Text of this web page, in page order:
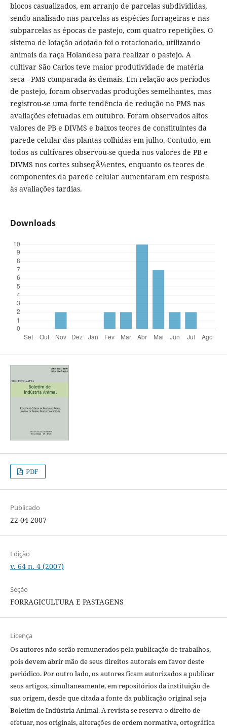
blocos casualizados, em arranjo de parcelas subdivididas,
sendo analisado nas parcelas as espécies forrageiras e nas
subparcelas as épocas de pastejo, com quatro repetições. O
sistema de lotação adotado foi o rotacionado, utilizando
animais da raça Holandesa para realizar o pastejo. A
cultivar São Carlos teve maior produtividade de matéria
seca - PMS comparada às demais. Em relação aos períodos
de pastejo, foram observadas produções semelhantes, mas
registrou-se uma forte tendência de redução na PMS nas
avaliações efetuadas em outubro. Foram observados altos
valores de PB e DIVMS e baixos teores de constituintes da
parede celular das plantas colhidas em julho. Contudo, em
todos as cultivares observou-se queda nos valores de PB e
DIVMS nos cortes subseqÃ¼entes, enquanto os teores de
componentes da parede celular aumentaram em resposta
às avaliações tardias.
Downloads
PDF
Publicado
22-04-2007
Edição
v. 64 n. 4 (2007)
Seção
FORRAGICULTURA E PASTAGENS
Licença
Os autores não serão remunerados pela publicação de trabalhos,
pois devem abrir mão de seus direitos autorais em favor deste
periódico. Por outro lado, os autores ficam autorizados a publicar
seus artigos, simultaneamente, em repositórios da instituição de
sua origem, desde que citada a fonte da publicação original seja
Boletim de Indústria Animal. A revista se reserva o direito de
efetuar, nos originais, alterações de ordem normativa, ortográfica